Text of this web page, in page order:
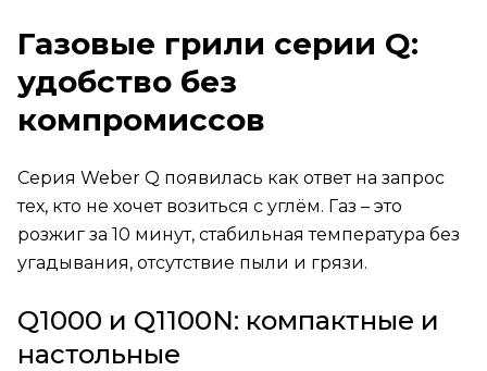
Газовые грили серии Q:
удобство без
компромиссов
Серия Weber Q появилась как ответ на запрос
тех, кто не хочет возиться с углём. Газ – это
розжиг за 10 минут, стабильная температура без
угадывания, отсутствие пыли и грязи.
Q1000 и Q1100N: компактные и
настольные